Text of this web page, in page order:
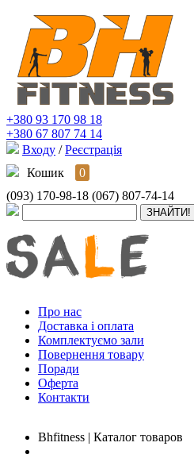
+380 93 170 98 18
+380 67 807 74 14
Входу / Реєстрація
Кошик
0
(093) 170-98-18 (067) 807-74-14
Про нас
Доставка і оплата
Комплектуємо зали
Повернення товару
Поради
Оферта
Контакти
Bhfitness | Каталог товаров